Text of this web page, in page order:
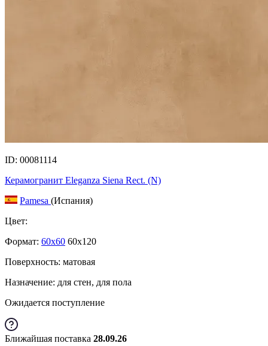
ID: 00081114
Керамогранит Eleganza Siena Rect. (N)
Pamesa (Испания)
Цвет:
Формат: 60x60 60x120
Поверхность: матовая
Назначение: для стен, для пола
Ожидается поступление
Ближайшая поставка 28.09.26